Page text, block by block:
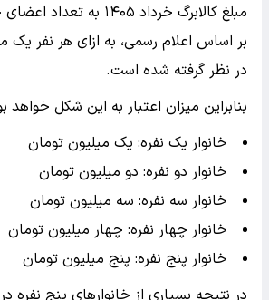
مبلغ کالابرگ خرداد ۱۴۰۵
بر اساس اعلام رسمی، به ازای هر نفر یک
در نظر گرفته شده است.
بنابراین میزان اعتبار به این شکل خواهد
خانوار یک نفره: یک میلیون تومان
خانوار دو نفره: دو میلیون تومان
خانوار سه نفره: سه میلیون تومان
خانوار چهار نفره: چهار میلیون تومان
خانوار پنج نفره: پنج میلیون تومان